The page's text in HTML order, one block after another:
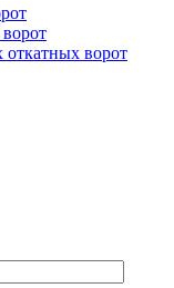
откатных ворот